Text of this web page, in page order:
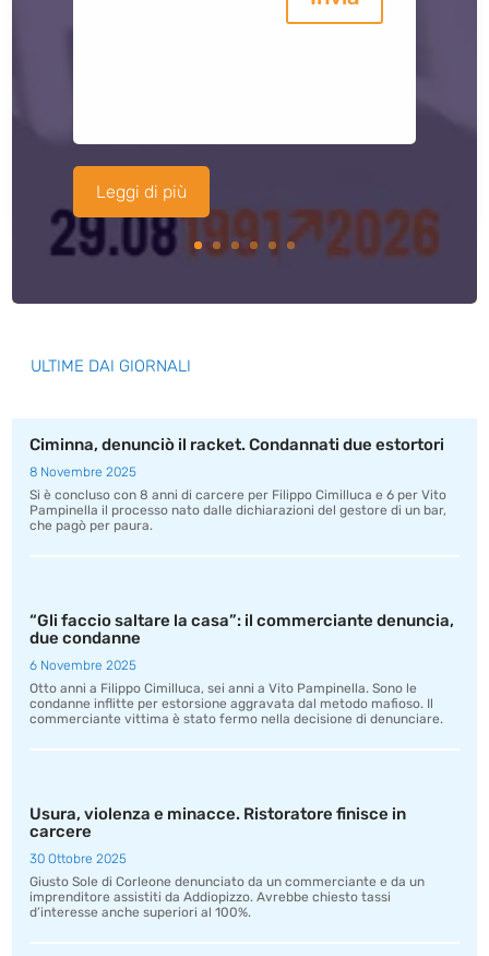
Leggi di più
ULTIME DAI GIORNALI
Ciminna, denunciò il racket. Condannati due estortori
8 Novembre 2025
Si è concluso con 8 anni di carcere per Filippo Cimilluca e 6 per Vito
Pampinella il processo nato dalle dichiarazioni del gestore di un bar,
che pagò per paura.
“Gli faccio saltare la casa”: il commerciante denuncia,
due condanne
6 Novembre 2025
Otto anni a Filippo Cimilluca, sei anni a Vito Pampinella. Sono le
condanne inflitte per estorsione aggravata dal metodo mafioso. Il
commerciante vittima è stato fermo nella decisione di denunciare.
Usura, violenza e minacce. Ristoratore finisce in
carcere
30 Ottobre 2025
Giusto Sole di Corleone denunciato da un commerciante e da un
imprenditore assistiti da Addiopizzo. Avrebbe chiesto tassi
d’interesse anche superiori al 100%.